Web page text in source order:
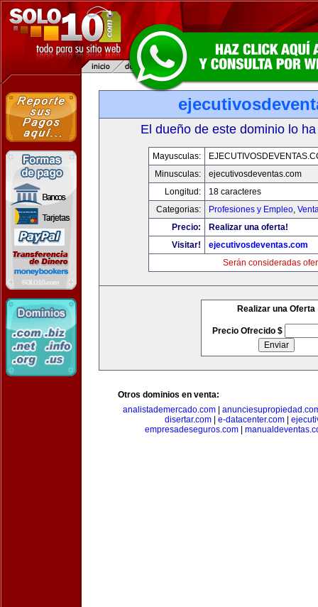
El dueño de este dominio lo
Mayusculas:
Minusculas:
ejecutivosdeventas.com
Longitud:
18 caracteres
Categorias:
Profesiones y Empleo,
Precio:
Realizar una oferta!
Visitar!
ejecutivosdeventas.com
Serán consideradas
Realizar una Oferta
Precio Ofrecido $
Otros dominios en venta:
analistademercado.com
disertar.com| e-datacenter.com|
empresadeseguros.com